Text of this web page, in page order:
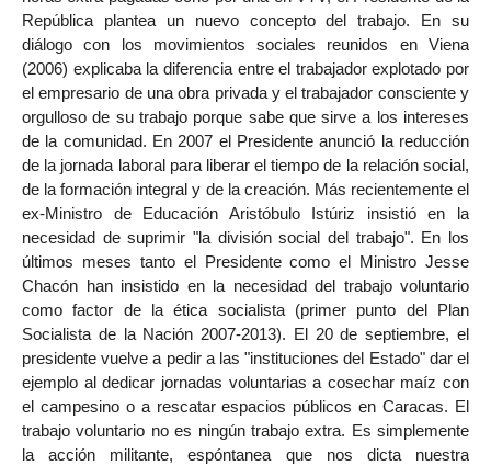
República plantea un nuevo concepto del trabajo. En su
diálogo con los movimientos sociales reunidos en Viena
(2006) explicaba la diferencia entre el trabajador explotado por
el empresario de una obra privada y el trabajador consciente y
orgulloso de su trabajo porque sabe que sirve a los intereses
de la comunidad. En 2007 el Presidente anunció la reducción
de la jornada laboral para liberar el tiempo de la relación social,
de la formación integral y de la creación. Más recientemente el
ex-Ministro de Educación Aristóbulo Istúriz insistió en la
necesidad de suprimir "la división social del trabajo". En los
últimos meses tanto el Presidente como el Ministro Jesse
Chacón han insistido en la necesidad del trabajo voluntario
como factor de la ética socialista (primer punto del Plan
Socialista de la Nación 2007-2013). El 20 de septiembre, el
presidente vuelve a pedir a las "instituciones del Estado" dar el
ejemplo al dedicar jornadas voluntarias a cosechar maíz con
el campesino o a rescatar espacios públicos en Caracas. El
trabajo voluntario no es ningún trabajo extra. Es simplemente
la acción militante, espóntanea que nos dicta nuestra